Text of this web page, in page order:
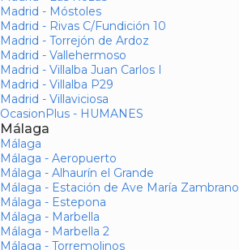
Madrid - Móstoles
Madrid - Rivas C/Fundición 10
Madrid - Torrejón de Ardoz
Madrid - Vallehermoso
Madrid - Villalba Juan Carlos I
Madrid - Villalba P29
Madrid - Villaviciosa
OcasionPlus - HUMANES
Málaga
Málaga
Málaga - Aeropuerto
Málaga - Alhaurín el Grande
Málaga - Estación de Ave María Zambrano
Málaga - Estepona
Málaga - Marbella
Málaga - Marbella 2
Málaga - Torremolinos